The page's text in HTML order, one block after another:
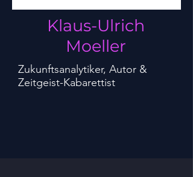
Klaus-Ulrich
Moeller
Zukunftsanalytiker, Autor &
Zeitgeist-Kabarettist